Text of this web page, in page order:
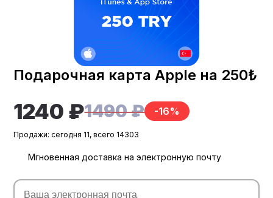
Подарочная карта Apple на 250₺
1240 ₽1490 ₽ -16%
Продажи: сегодня 11, всего 14303
Мгновенная доставка на электронную почту